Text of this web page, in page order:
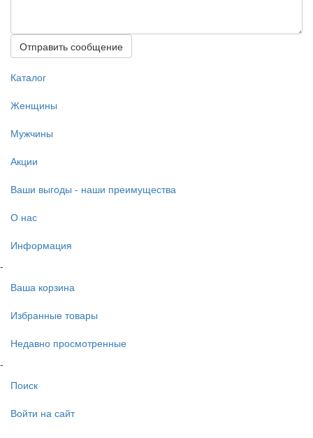
Отправить сообщение
Каталог
Женщины
Мужчины
Акции
Ваши выгоды - наши преимущества
О нас
Информация
-
Ваша корзина
Избранные товары
Недавно просмотренные
-
Поиск
Войти на сайт